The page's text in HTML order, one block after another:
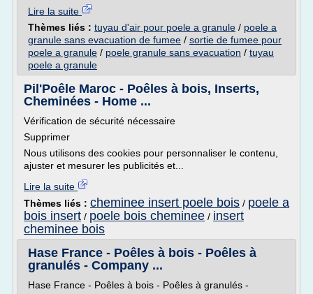
Lire la suite
Thèmes liés : tuyau d'air pour poele a granule / poele a
granule sans evacuation de fumee / sortie de fumee pour
poele a granule / poele granule sans evacuation / tuyau
poele a granule
Pil'Poêle Maroc - Poêles à bois, Inserts,
Cheminées - Home ...
Vérification de sécurité nécessaire
Supprimer
Nous utilisons des cookies pour personnaliser le contenu,
ajuster et mesurer les publicités et...
Lire la suite
Thèmes liés : cheminee insert poele bois / poele a
bois insert / poele bois cheminee / insert
cheminee bois
Hase France - Poêles à bois - Poêles à
granulés - Company ...
Hase France - Poêles à bois - Poêles à granulés -